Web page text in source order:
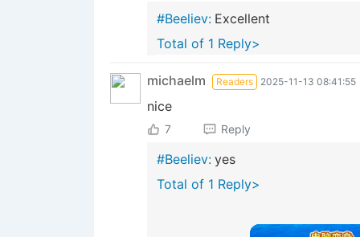
#Beeliev: Excellent
Total of 1 Reply>
michaelm Readers 2025-11-13 08:41:55
nice
7 Reply
#Beeliev: yes
Total of 1 Reply>